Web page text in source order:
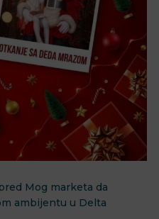
Mog marketa da
ambijentu u Delta